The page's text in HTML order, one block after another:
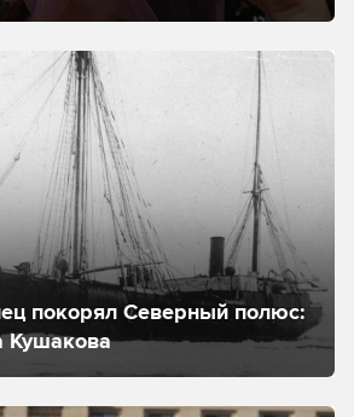
покорял Северный полюс:
Кушакова